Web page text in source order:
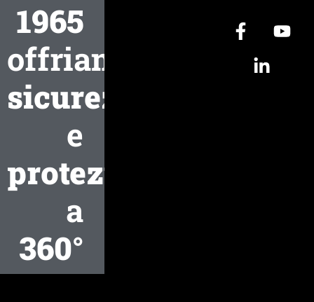
1965
offriamo
sicurezza
e
protezione
a
360°